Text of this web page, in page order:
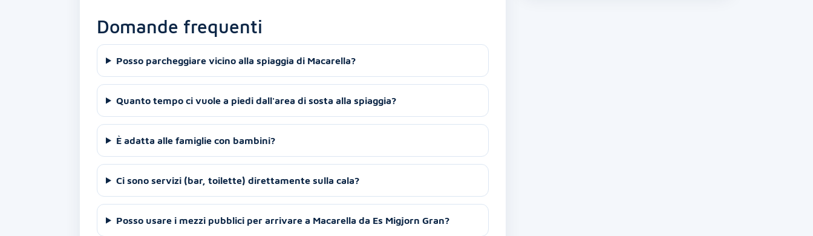
Domande frequenti
Posso parcheggiare vicino alla spiaggia di Macarella?
Quanto tempo ci vuole a piedi dall'area di sosta alla spiaggia?
È adatta alle famiglie con bambini?
Ci sono servizi (bar, toilette) direttamente sulla cala?
Posso usare i mezzi pubblici per arrivare a Macarella da Es Migjorn Gran?